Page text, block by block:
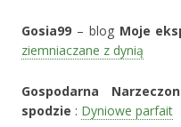
Gosia99 – blog Moje
ziemniaczane z dynią
Gospodarna
spodzie : Dyniowe parfait